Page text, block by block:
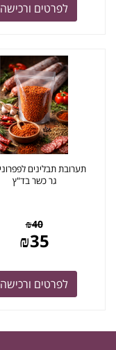
לפרטים ורכישה
גר כשר בד"ץ
₪40
₪35
לפרטים ורכישה